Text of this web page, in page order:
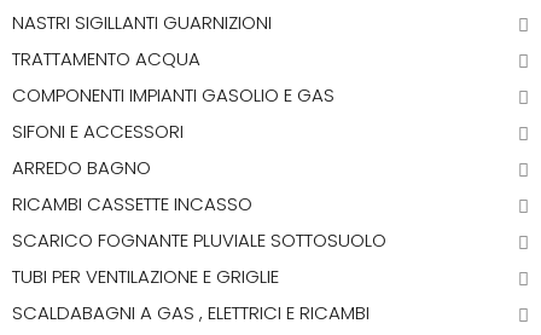
NASTRI SIGILLANTI GUARNIZIONI
TRATTAMENTO ACQUA
COMPONENTI IMPIANTI GASOLIO E GAS
SIFONI E ACCESSORI
ARREDO BAGNO
RICAMBI CASSETTE INCASSO
SCARICO FOGNANTE PLUVIALE SOTTOSUOLO
TUBI PER VENTILAZIONE E GRIGLIE
SCALDABAGNI A GAS , ELETTRICI E RICAMBI